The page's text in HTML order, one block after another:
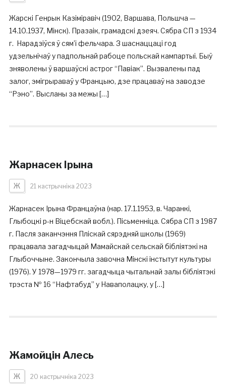
Жарскі Генрык Казіміравіч (1902, Варшава, Польшча —
14.10.1937, Мінск). Празаік, грамадскі дзеяч. Сябра СП з 1934
г. Нарадзіўся ў сям’і фельчара. З шаснаццаці год
удзельнічаў у падпольнай рабоце польскай кампартыі. Быў
зняволены ў варшаўскі астрог “Павіак”. Вызвалены пад
залог, эмігрыраваў у Францыю, дзе працаваў на заводзе
“Рэно”. Высланы за межы […]
Жарнасек Ірына
Ж 21 кастрычніка 2023
Жарнасек Ірына Францаўна (нар. 17.1.1953, в. Чаранкі,
Глыбоцкі р-н Віцебскай вобл.). Пісьменніца. Сябра СП з 1987
г. Пасля заканчэння Пліскай сярэдняй школы (1969)
працавала загадчыцай Мамайскай сельскай бібліятэкі на
Глыбоччыне. Закончыла завочна Мінскі інстытут культуры
(1976). У 1978—1979 гг. загадчыца чытальнай залы бібліятэкі
трэста № 16 “Нафтабуд” у Наваполацку, у […]
Жамойцін Алесь
Ж 20 кастрычніка 2023